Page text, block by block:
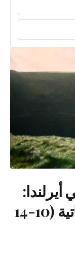
الدليل النهائي للقيادة الذاتية (10-14